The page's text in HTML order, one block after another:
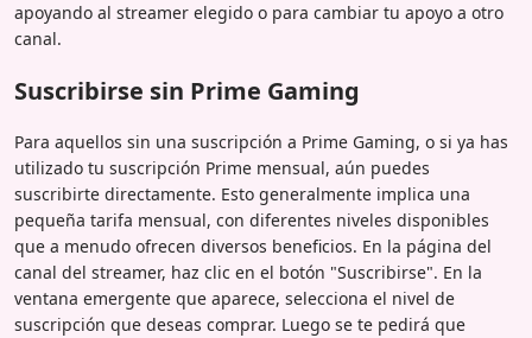
apoyando al streamer elegido o para cambiar tu apoyo a otro
canal.
Suscribirse sin Prime Gaming
Para aquellos sin una suscripción a Prime Gaming, o si ya has
utilizado tu suscripción Prime mensual, aún puedes
suscribirte directamente. Esto generalmente implica una
pequeña tarifa mensual, con diferentes niveles disponibles
que a menudo ofrecen diversos beneficios. En la página del
canal del streamer, haz clic en el botón "Suscribirse". En la
ventana emergente que aparece, selecciona el nivel de
suscripción que deseas comprar. Luego se te pedirá que